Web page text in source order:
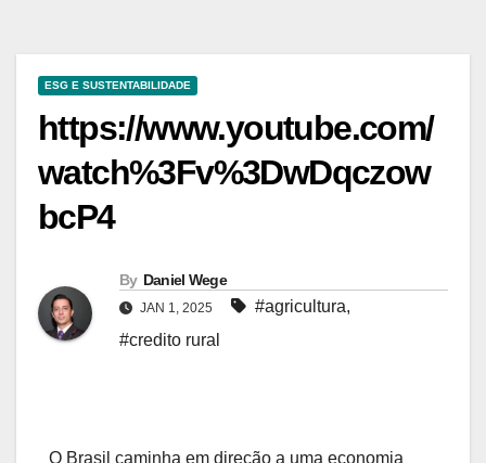
ESG E SUSTENTABILIDADE
https://www.youtube.com/
watch%3Fv%3DwDqczow
bcP4
By Daniel Wege
JAN 1, 2025 #agricultura,
#credito rural
O Brasil caminha em direção a uma economia